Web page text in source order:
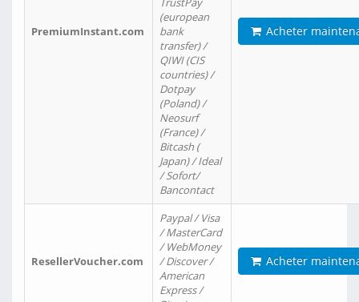
PremiumInstant.com
(european
bank
transfer) /
QIWI (CIS
countries) /
Dotpay
(Poland) /
Neosurf
(France) /
Bitcash (
Japan) / Ideal
/ Sofort/
Bancontact
Acheter
ResellerVoucher.com
Paypal / Visa
/ MasterCard
/ WebMoney
/ Discover /
American
Express /
Acheter